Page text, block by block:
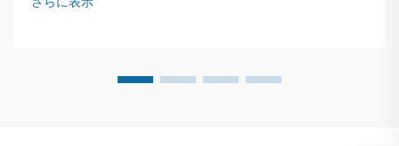
が均一な純粋な顔料が含まれています…